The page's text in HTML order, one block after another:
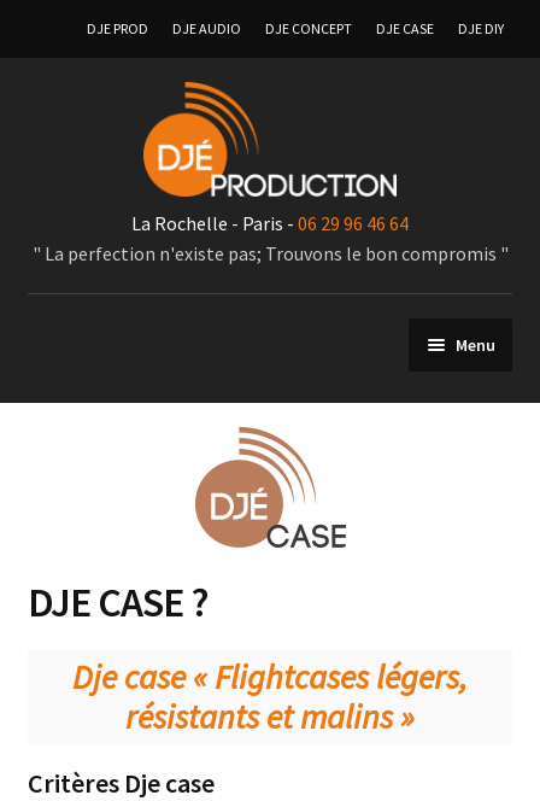
DJE PROD DJE AUDIO DJE CONCEPT DJE CASE DJE DIY
La Rochelle - Paris - 06 29 96 46 64
" La perfection n'existe pas; Trouvons le bon compromis "
Menu
Dje-Production ?
Dje DIY ?
Liens utiles
DJE CASE ?
Dje case « Flightcases légers,
résistants et malins »
Critères Dje case